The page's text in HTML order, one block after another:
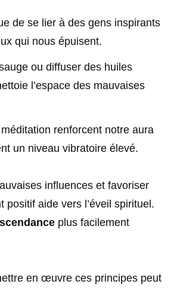
de se lier à des gens inspirants
qui nous épuisent.
ou diffuser des huiles
l’espace des mauvaises
renforcent notre aura
un niveau vibratoire élevé.
influences et favoriser
positif aide vers l’éveil spirituel.
plus facilement
en œuvre ces principes peut